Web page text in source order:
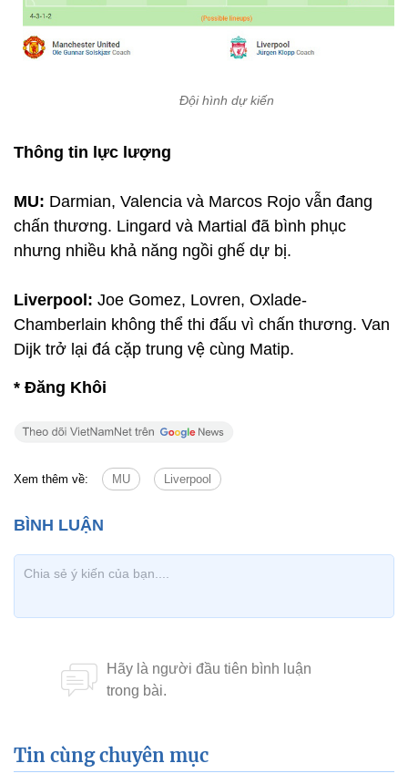
Đội hình dự kiến
Thông tin lực lượng
MU: Darmian, Valencia và Marcos Rojo vẫn đang
chấn thương. Lingard và Martial đã bình phục
nhưng nhiều khả năng ngồi ghế dự bị.
Liverpool: Joe Gomez, Lovren, Oxlade-
Chamberlain không thể thi đấu vì chấn thương. Van
Dijk trở lại đá cặp trung vệ cùng Matip.
* Đăng Khôi
Xem thêm về: MU Liverpool
Tin cùng chuyên mục